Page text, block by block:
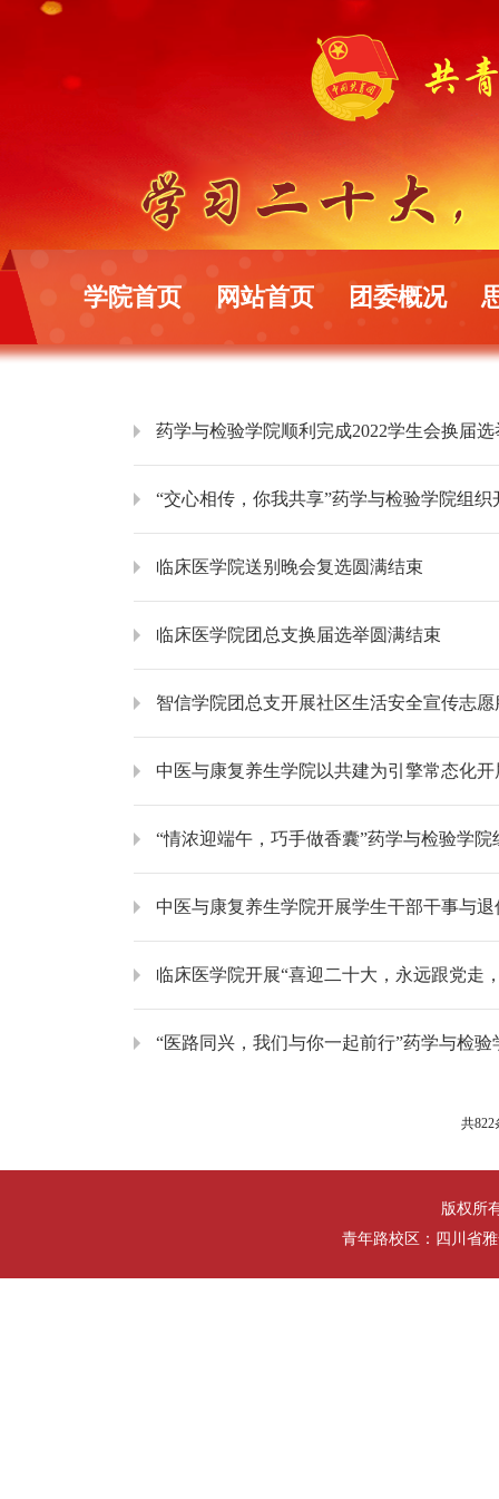
学院首页 网站首页 团委概况
药学与检验学院顺利完成2022学生会换届选
“交心相传，你我共享”药学与检验学院组织
临床医学院送别晚会复选圆满结束
临床医学院团总支换届选举圆满结束
智信学院团总支开展社区生活安全宣传志
中医与康复养生学院以共建为引擎常态化
“情浓迎端午，巧手做香囊”药学与检验学
中医与康复养生学院开展学生干部干事与
临床医学院开展“喜迎二十大，永远跟党走
“医路同兴，我们与你一起前行”药学与检
共822
版权所
青年路校区：四川省